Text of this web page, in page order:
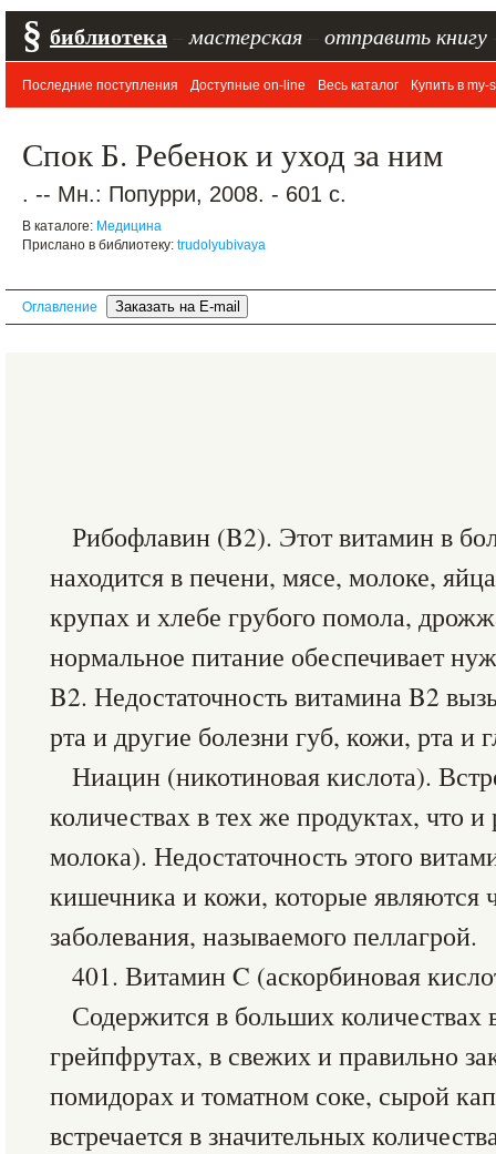
§ библиотека мастерская отправить книгу
Последние поступления Доступные on-line Весь каталог Купить в my-
Спок Б. Ребенок и уход за ним
. -- Мн.: Попурри, 2008. - 601 с.
В каталоге: Медицина
Прислано в библиотеку: trudolyubivaya
Оглавление
Рибофлавин (B2). Этот витамин в
находится в печени, мясе, молоке,
крупах и хлебе грубого помола,
нормальное питание обеспечивает
B2. Недостаточность витамина B2
рта и другие болезни губ, кожи, рта и
Ниацин (никотиновая кислота).
количествах в тех же продуктах, что
молока). Недостаточность этого
кишечника и кожи, которые являются
заболевания, называемого пеллагрой.
401. Витамин C (аскорбиновая
Содержится в больших количествах
грейпфрутах, в свежих и правильно
помидорах и томатном соке, сырой
встречается в значительных